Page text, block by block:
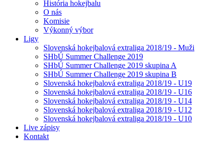
História hokejbalu
O nás
Komisie
Výkonný výbor
Ligy
Slovenská hokejbalová extraliga 2018/19 - Muži
SHbÚ Summer Challenge 2019
SHbÚ Summer Challenge 2019 skupina A
SHbÚ Summer Challenge 2019 skupina B
Slovenská hokejbalová extraliga 2018/19 - U19
Slovenská hokejbalová extraliga 2018/19 - U16
Slovenská hokejbalová extraliga 2018/19 - U14
Slovenská hokejbalová extraliga 2018/19 - U12
Slovenská hokejbalová extraliga 2018/19 - U10
Live zápisy
Kontakt